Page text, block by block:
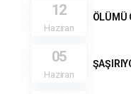
12
Haziran
ÖLÜMÜ
05
Haziran